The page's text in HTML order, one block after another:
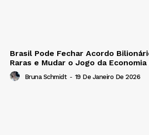
Brasil Pode Fechar Acordo
Raras e Mudar o Jogo da
Bruna Schmidt - 19 De Janeiro De 2026